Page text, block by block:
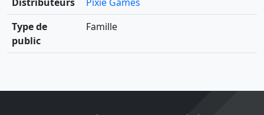
Type de
public
Famille